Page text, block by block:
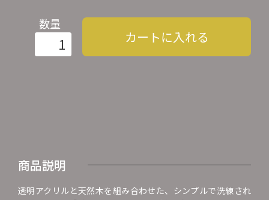
数量
カートに入れる
商品説明
透明アクリルと天然木を組み合わせた、シンプルで洗練され